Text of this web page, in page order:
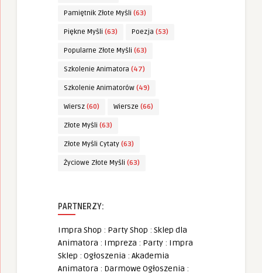
Pamiętnik Złote Myśli (63)
Piękne Myśli (63) Poezja (53)
Popularne Złote Myśli (63)
Szkolenie Animatora (47)
Szkolenie Animatorów (49)
Wiersz (60) Wiersze (66)
Złote Myśli (63)
Złote Myśli Cytaty (63)
Życiowe Złote Myśli (63)
PARTNERZY:
Impra Shop : Party Shop : Sklep dla
Animatora : Impreza : Party : Impra
Sklep : Ogłoszenia : Akademia
Animatora : Darmowe Ogłoszenia :